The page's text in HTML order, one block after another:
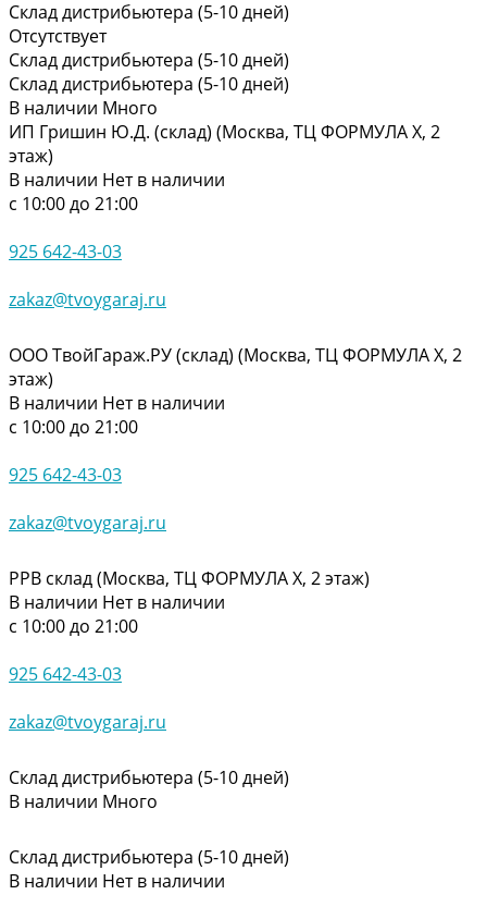
Склад дистрибьютера (5-10 дней)
Отсутствует
Склад дистрибьютера (5-10 дней)
Склад дистрибьютера (5-10 дней)
В наличии Много
ИП Гришин Ю.Д. (склад) (Москва, ТЦ ФОРМУЛА Х, 2
этаж)
В наличии Нет в наличии
с 10:00 до 21:00
925 642-43-03
zakaz@tvoygaraj.ru
ООО ТвойГараж.РУ (склад) (Москва, ТЦ ФОРМУЛА Х, 2
этаж)
В наличии Нет в наличии
с 10:00 до 21:00
925 642-43-03
zakaz@tvoygaraj.ru
РРВ склад (Москва, ТЦ ФОРМУЛА Х, 2 этаж)
В наличии Нет в наличии
с 10:00 до 21:00
925 642-43-03
zakaz@tvoygaraj.ru
Склад дистрибьютера (5-10 дней)
В наличии Много
Склад дистрибьютера (5-10 дней)
В наличии Нет в наличии